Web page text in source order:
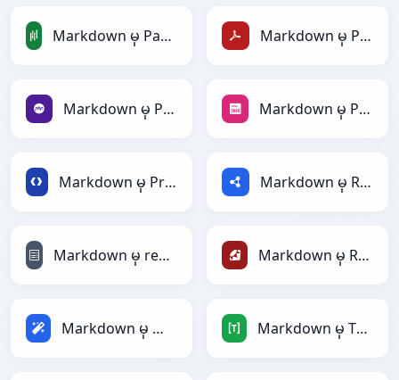
Markdown မှ PandasDataFrame Markdown မှ PDF
Markdown မှ PHP Markdown မှ PNG
Markdown မှ Protobuf Markdown မှ RDF
Markdown မှ reStructuredText Markdown မှ Ruby
Markdown မှ Magic Markdown မှ TOML